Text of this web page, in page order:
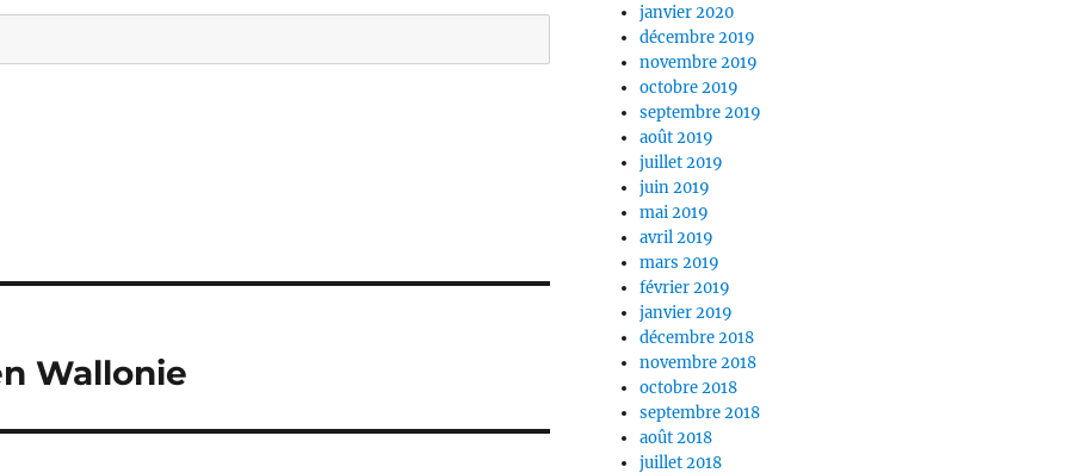
Wallonie
janvier 2020
décembre 2019
novembre 2019
octobre 2019
septembre 2019
août 2019
juillet 2019
juin 2019
mai 2019
avril 2019
mars 2019
février 2019
janvier 2019
décembre 2018
novembre 2018
octobre 2018
septembre 2018
août 2018
juillet 2018